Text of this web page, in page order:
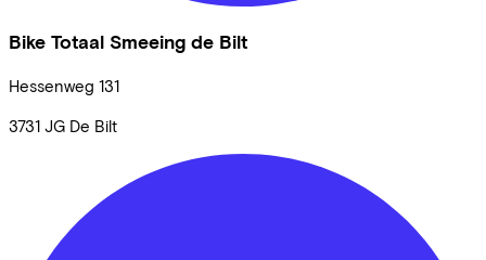
Bike Totaal Smeeing de Bilt
Hessenweg 131
3731 JG De Bilt